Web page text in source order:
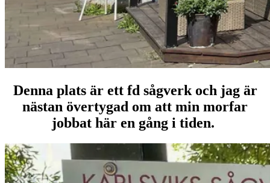
Denna plats är ett fd sågverk och jag är
nästan övertygad om att min morfar
jobbat här en gång i tiden.